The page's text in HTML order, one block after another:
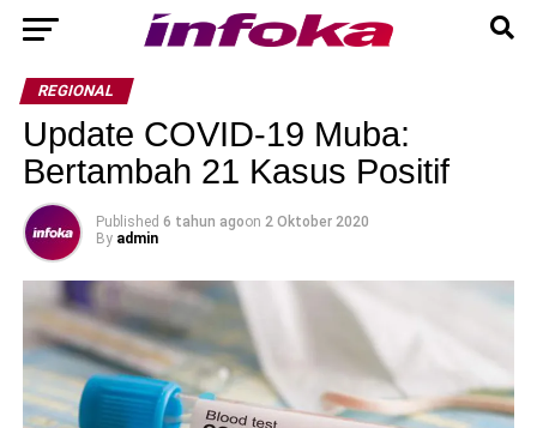
REGIONAL
Update COVID-19 Muba:
Bertambah 21 Kasus Positif
Published 6 tahun agoon 2 Oktober 2020
By admin